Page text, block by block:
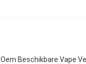
Oem Beschikbare Vape